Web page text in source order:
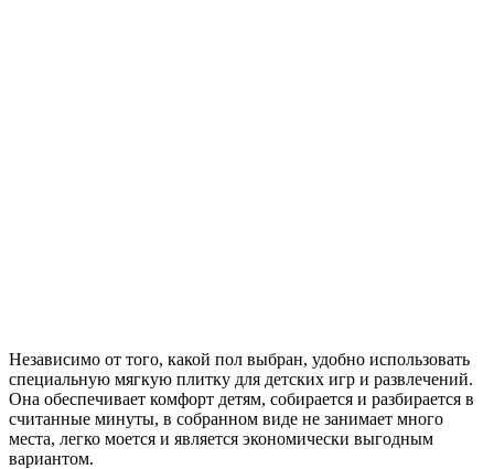
Независимо от того, какой пол выбран, удобно использовать
специальную мягкую плитку для детских игр и развлечений.
Она обеспечивает комфорт детям, собирается и разбирается в
считанные минуты, в собранном виде не занимает много
места, легко моется и является экономически выгодным
вариантом.